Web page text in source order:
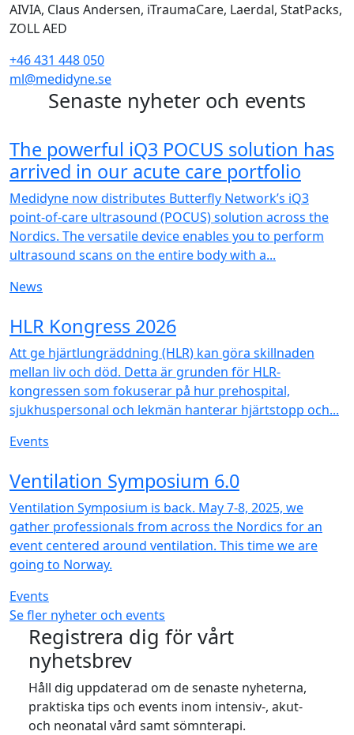
AIVIA, Claus Andersen, iTraumaCare, Laerdal, StatPacks,
ZOLL AED
+46 431 448 050
ml@medidyne.se
Senaste nyheter och events
The powerful iQ3 POCUS solution has
arrived in our acute care portfolio
Medidyne now distributes Butterfly Network’s iQ3
point-of-care ultrasound (POCUS) solution across the
Nordics. The versatile device enables you to perform
ultrasound scans on the entire body with a...
News
HLR Kongress 2026
Att ge hjärtlungräddning (HLR) kan göra skillnaden
mellan liv och död. Detta är grunden för HLR-
kongressen som fokuserar på hur prehospital,
sjukhuspersonal och lekmän hanterar hjärtstopp och...
Events
Ventilation Symposium 6.0
Ventilation Symposium is back. May 7-8, 2025, we
gather professionals from across the Nordics for an
event centered around ventilation. This time we are
going to Norway.
Events
Se fler nyheter och events
Registrera dig för vårt
nyhetsbrev
Håll dig uppdaterad om de senaste nyheterna,
praktiska tips och events inom intensiv-, akut-
och neonatal vård samt sömnterapi.